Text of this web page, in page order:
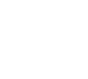
s neustálym